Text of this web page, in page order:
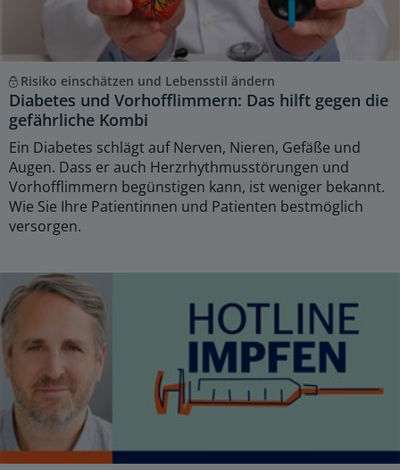
Risiko einschätzen und Lebensstil ändern
Diabetes und Vorhofflimmern: Das hilft gegen die
gefährliche Kombi
Ein Diabetes schlägt auf Nerven, Nieren, Gefäße und
Augen. Dass er auch Herzrhythmusstörungen und
Vorhofflimmern begünstigen kann, ist weniger bekannt.
Wie Sie Ihre Patientinnen und Patienten bestmöglich
versorgen.